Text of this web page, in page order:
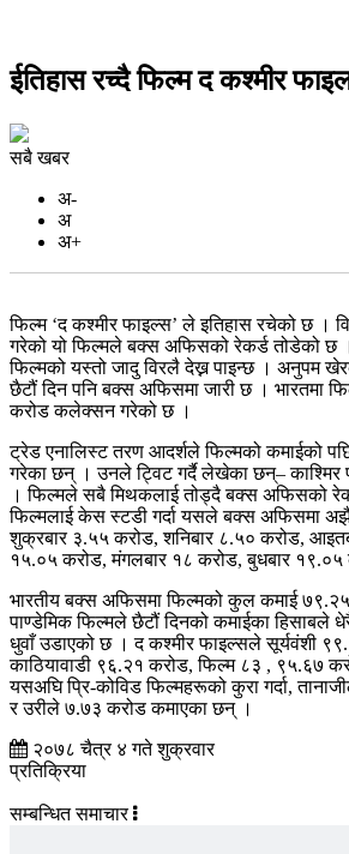
ईतिहास रच्दै फिल्म द कश्मीर
सबै खबर
अ-
अ
अ+
फिल्म ‘द कश्मीर फाइल्स’ ले इतिहास रचेको छ ।
गरेको यो फिल्मले बक्स अफिसको रेकर्ड तोडेको छ
फिल्मको यस्तो जादु विरलै देख्न पाइन्छ । अनुपम
छैटौं दिन पनि बक्स अफिसमा जारी छ । भारतमा
करोड कलेक्सन गरेको छ ।
ट्रेड एनालिस्ट तरण आदर्शले फिल्मको कमाईको
गरेका छन् । उनले ट्विट गर्दै लेखेका छन्– काश्मिर
। फिल्मले सबै मिथकलाई तोड्दै बक्स अफिसको
फिल्मलाई केस स्टडी गर्दा यसले बक्स अफिसमा अझै
शुक्रबार ३.५५ करोड, शनिबार ८.५० करोड,
१५.०५ करोड, मंगलबार १८ करोड, बुधबार १९.०५
भारतीय बक्स अफिसमा फिल्मको कुल कमाई
पाण्डेमिक फिल्मले छैटौं दिनको कमाईका हिसाबले
धुवाँ उडाएको छ । द कश्मीर फाइल्सले सूर्यवंशी
काठियावाडी ९६.२१ करोड, फिल्म ८३ , ९५.६७
यसअघि प्रि-कोविड फिल्महरूको कुरा गर्दा,
र उरीले ७.७३ करोड कमाएका छन् ।
२०७८ चैत्र ४ गते शुक्रवार
प्रतिक्रिया
सम्बन्धित समाचार